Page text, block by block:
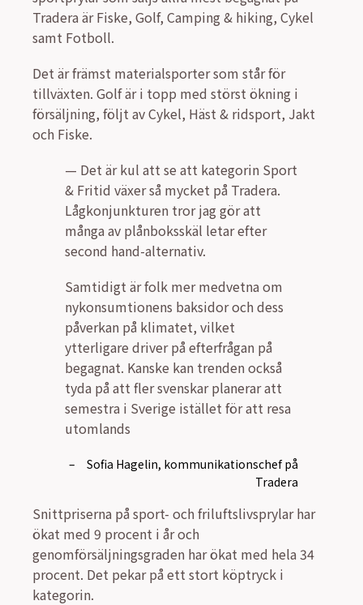
Tradera är Fiske, Golf, Camping & hiking, Cykel
samt Fotboll.
Det är främst materialsporter som står för
tillväxten. Golf är i topp med störst ökning i
försäljning, följt av Cykel, Häst & ridsport, Jakt
och Fiske.
— Det är kul att se att kategorin Sport
& Fritid växer så mycket på Tradera.
Lågkonjunkturen tror jag gör att
många av plånboksskäl letar efter
second hand-alternativ.
Samtidigt är folk mer medvetna om
nykonsumtionens baksidor och dess
påverkan på klimatet, vilket
ytterligare driver på efterfrågan på
begagnat. Kanske kan trenden också
tyda på att fler svenskar planerar att
semestra i Sverige istället för att resa
utomlands
Snittpriserna på sport- och friluftslivsprylar har
ökat med 9 procent i år och
genomförsäljningsgraden har ökat med hela 34
procent. Det pekar på ett stort köptryck i
kategorin.